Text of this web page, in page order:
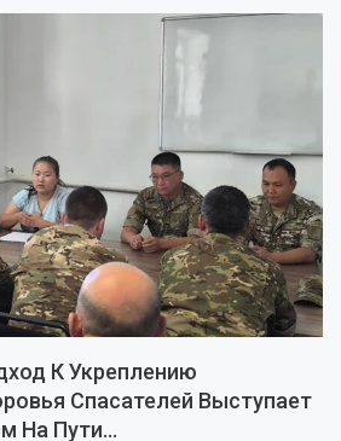
К Укреплению
Спасателей Выступает
На Пути…